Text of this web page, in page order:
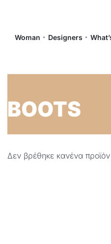
Woman Designers
BOOTS
Δεν βρέθηκε κανένα προϊόν